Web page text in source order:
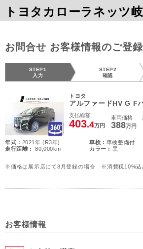
トヨタカローラネッツ
お問合せ お客様情報のご登録
STEP1
入力
STEP2
確認
トヨタ
アルファードHV G F
支払総額
403.4万円
車両価格
388万円
年式 : 2021年 (R3年) 車検 : 車検整備付
走行距離 :
80,000km カラー : 黒
※価格は展示店にて8月登録の場合 ※消費税10%込
お客様情報